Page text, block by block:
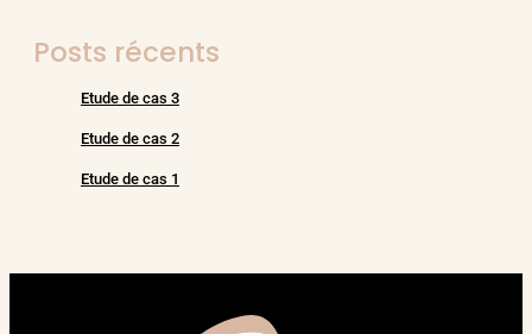
Posts récents
Etude de cas 3
Etude de cas 2
Etude de cas 1